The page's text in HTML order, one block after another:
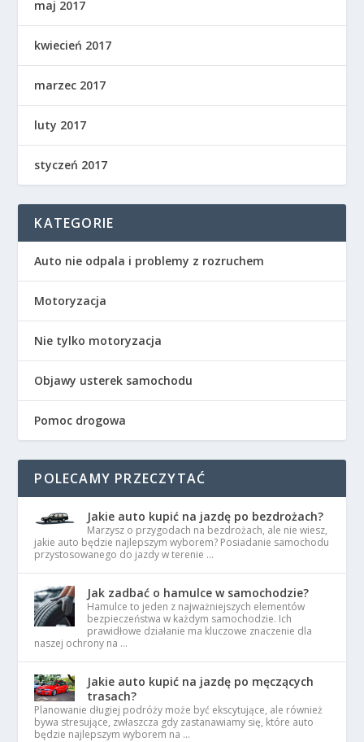
maj 2017
kwiecień 2017
marzec 2017
luty 2017
styczeń 2017
KATEGORIE
Auto nie odpala i problemy z rozruchem
Motoryzacja
Nie tylko motoryzacja
Objawy usterek samochodu
Pomoc drogowa
POLECAMY PRZECZYTAĆ
Jakie auto kupić na jazdę po bezdrożach?
Marzysz o przygodach na bezdrożach, ale nie wiesz,
jakie auto będzie najlepszym wyborem? Posiadanie samochodu
przystosowanego do jazdy w terenie …
Jak zadbać o hamulce w samochodzie?
Hamulce to jeden z najważniejszych elementów
bezpieczeństwa w każdym samochodzie. Ich
prawidłowe działanie ma kluczowe znaczenie dla
naszej ochrony na …
Jakie auto kupić na jazdę po męczących
trasach?
Planowanie długiej podróży może być ekscytujące, ale również
bywa stresujące, zwłaszcza gdy zastanawiamy się, które auto
będzie najlepszym wyborem na …